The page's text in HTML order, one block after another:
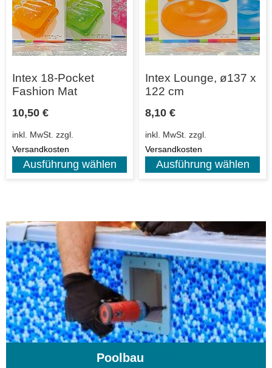
Intex 18-Pocket
Fashion Mat
10,50 €
inkl. MwSt. zzgl.
Versandkosten
Ausführung wählen
Intex Lounge, ø137 x
122 cm
8,10 €
inkl. MwSt. zzgl.
Versandkosten
Ausführung wählen
Poolbau